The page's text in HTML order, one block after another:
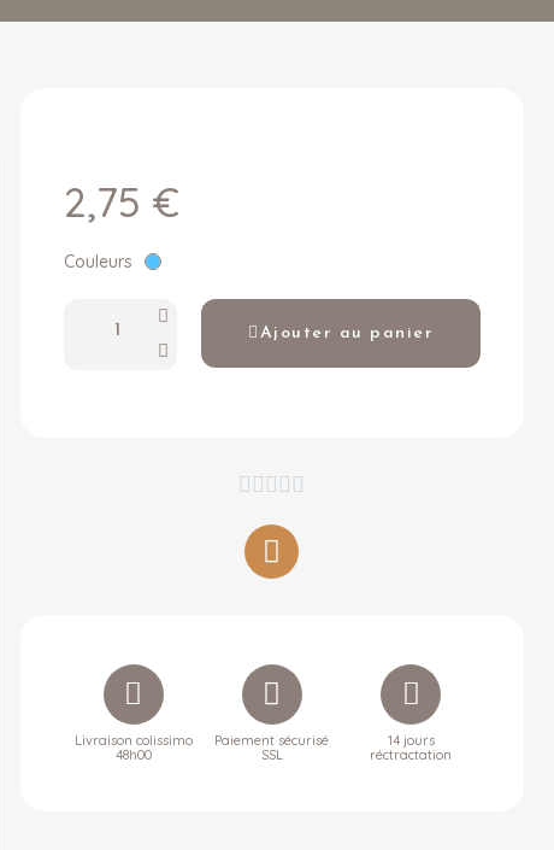
2,75 €
Couleurs
Ajouter au panier
    
Livraison colissimo
48h00
Paiement sécurisé
SSL
14 jours
réctractation